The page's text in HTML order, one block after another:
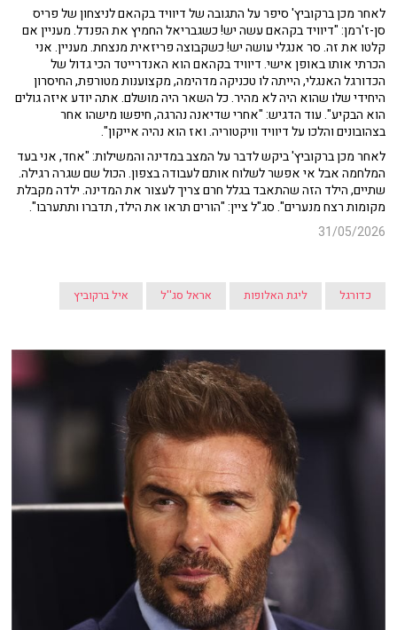
לאחר מכן ברקוביץ' סיפר על התגובה של דיוויד בקהאם לניצחון של פריס
סן-ז'רמן: "דיוויד בקהאם עשה יש! כשגבריאל החמיץ את הפנדל. מעניין אם
קלטו את זה. סר אנגלי עושה יש! כשקבוצה פריזאית מנצחת. מעניין. אני
הכרתי אותו באופן אישי. דיוויד בקהאם הוא האנדרייטד הכי גדול של
הכדורגל האנגלי, הייתה לו טכניקה מדהימה, מקצוענות מטורפת, החיסרון
היחידי שלו שהוא היה לא מהיר. כל השאר היה מושלם. אתה יודע איזה גולים
הוא הבקיע". עוד הדגיש: "אחרי שדיאנה נהרגה, חיפשו מישהו אחר
בצהובונים והלכו על דיוויד וויקטוריה. ואז הוא נהיה אייקון".
לאחר מכן ברקוביץ' ביקש לדבר על המצב במדינה והמשילות: "אחד, אני בעד
המלחמה אבל אי אפשר לשלוח אותם לעבודה בצפון. הכול שם שגרה רגילה.
שתיים, הילד הזה שהתאבד בגלל חרם צריך לעצור את המדינה. ילדה מקבלת
מקומות רצח מנערים". סג"ל ציין: "הורים תראו את הילד, תדברו ותתערבו".
31/05/2026
כדורגל ליגת האלופות אראל סג''ל איל ברקוביץ